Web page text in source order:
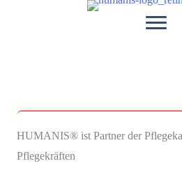
HUMANIS® ist Partner der
Pflegekräften